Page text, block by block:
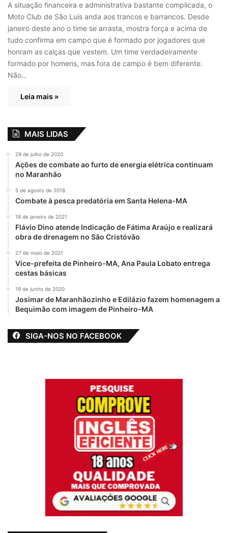
A situação financeira e administrativa bastante complicada, o
Moto Club de São Luís anda aos trancos e barrancos. Desde
janeiro deste ano o time se arrasta, mostra força e acima de
tudo confirma em campo que é formado por jogadores que
honram as calças que vestem. Um time verdadeiramente
formado por homens, mas fora de campo é bem diferente.
Não…
Leia mais »
MAIS LIDAS
29 de julho de 2020
Ações de combate ao furto de energia elétrica continuam
no Maranhão
5 de agosto de 2018
Combate à pesca predatória em Santa Helena-MA
18 de janeiro de 2021
Flávio Dino atende Indicação de Fátima Araújo e realizará
obra de drenagem no São Cristóvão
27 de maio de 2021
Vice-prefeita de Pinheiro-MA, Ana Paula Lobato entrega
cestas básicas
19 de junho de 2020
Josimar de Maranhãozinho e Edilázio fazem homenagem a
Bequimão com imagem de Pinheiro-MA
SIGA-NOS NO FACEBOOK